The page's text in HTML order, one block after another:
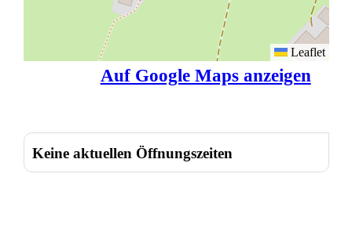
Leaflet
Auf Google Maps anzeigen
Keine aktuellen Öffnungszeiten